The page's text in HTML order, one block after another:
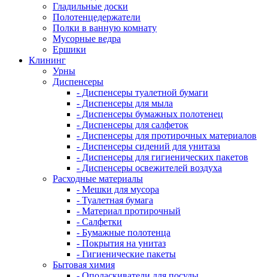
Гладильные доски
Полотенцедержатели
Полки в ванную комнату
Мусорные ведра
Ершики
Клининг
Урны
Диспенсеры
- Диспенсеры туалетной бумаги
- Диспенсеры для мыла
- Диспенсеры бумажных полотенец
- Диспенсеры для салфеток
- Диспенсеры для протирочных материалов
- Диспенсеры сидений для унитаза
- Диспенсеры для гигиенических пакетов
- Диспенсеры освежителей воздуха
Расходные материалы
- Мешки для мусора
- Туалетная бумага
- Материал протирочный
- Салфетки
- Бумажные полотенца
- Покрытия на унитаз
- Гигиенические пакеты
Бытовая химия